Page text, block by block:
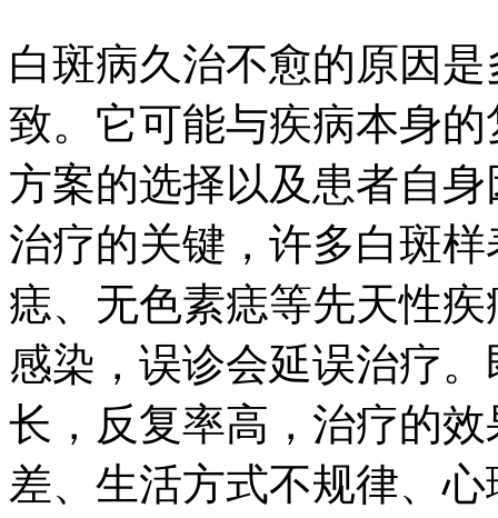
白斑病久治不愈的原因
致。它可能与疾病本身
方案的选择以及患者自
治疗的关键，许多白斑
痣、无色素痣等先天性
感染，误诊会延误治疗
长，反复率高，治疗的
差、生活方式不规律、